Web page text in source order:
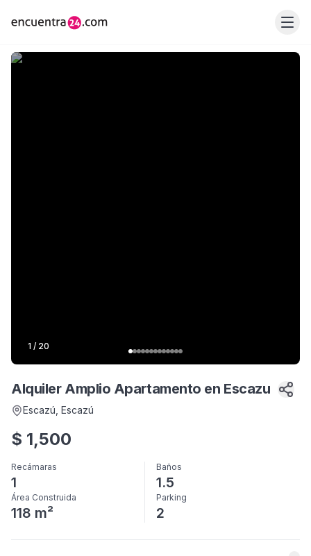
1 / 20
Alquiler Amplio Apartamento en Escazu
Escazú , Escazú
$ 1,500
Recámaras
1
Baños
1.5
Área Construida
118 m²
Parking
2